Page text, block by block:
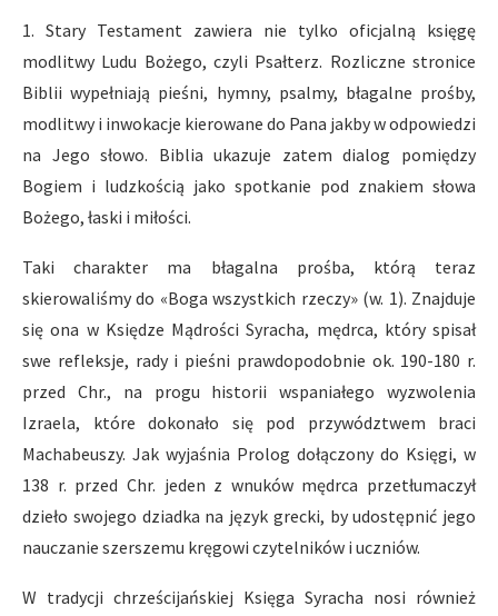
1. Stary Testament zawiera nie tylko oficjalną księgę
modlitwy Ludu Bożego, czyli Psałterz. Rozliczne stronice
Biblii wypełniają pieśni, hymny, psalmy, błagalne prośby,
modlitwy i inwokacje kierowane do Pana jakby w odpowiedzi
na Jego słowo. Biblia ukazuje zatem dialog pomiędzy
Bogiem i ludzkością jako spotkanie pod znakiem słowa
Bożego, łaski i miłości.
Taki charakter ma błagalna prośba, którą teraz
skierowaliśmy do «Boga wszystkich rzeczy» (w. 1). Znajduje
się ona w Księdze Mądrości Syracha, mędrca, który spisał
swe refleksje, rady i pieśni prawdopodobnie ok. 190-180 r.
przed Chr., na progu historii wspaniałego wyzwolenia
Izraela, które dokonało się pod przywództwem braci
Machabeuszy. Jak wyjaśnia Prolog dołączony do Księgi, w
138 r. przed Chr. jeden z wnuków mędrca przetłumaczył
dzieło swojego dziadka na język grecki, by udostępnić jego
nauczanie szerszemu kręgowi czytelników i uczniów.
W tradycji chrześcijańskiej Księga Syracha nosi również